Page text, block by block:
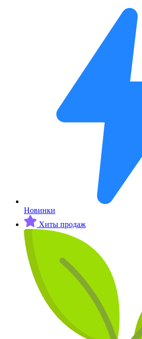
Новинки
Хиты продаж